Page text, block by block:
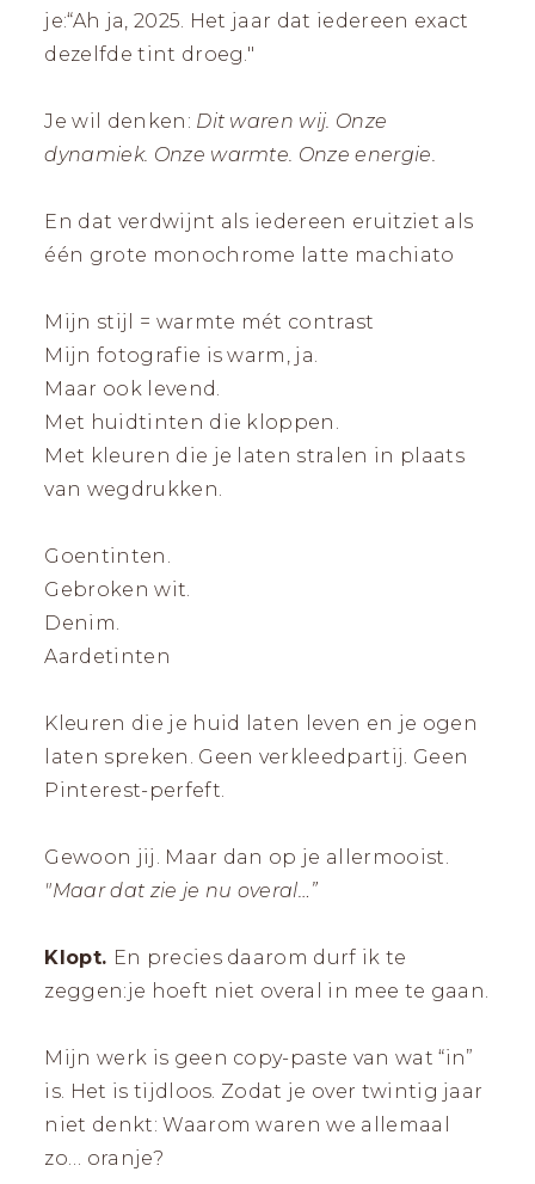
je:“Ah ja, 2025. Het jaar dat iedereen exact
dezelfde tint droeg."
Je wil denken: Dit waren wij. Onze
dynamiek. Onze warmte. Onze energie.
En dat verdwijnt als iedereen eruitziet als
één grote monochrome latte machiato
Mijn stijl = warmte mét contrast
Mijn fotografie is warm, ja.
Maar ook levend.
Met huidtinten die kloppen.
Met kleuren die je laten stralen in plaats
van wegdrukken.
Goentinten.
Gebroken wit.
Denim.
Aardetinten
Kleuren die je huid laten leven en je ogen
laten spreken. Geen verkleedpartij. Geen
Pinterest-perfeft.
Gewoon jij. Maar dan op je allermooist.
"Maar dat zie je nu overal…”
Klopt. En precies daarom durf ik te
zeggen:je hoeft niet overal in mee te gaan.
Mijn werk is geen copy-paste van wat “in”
is. Het is tijdloos. Zodat je over twintig jaar
niet denkt: Waarom waren we allemaal
zo… oranje?